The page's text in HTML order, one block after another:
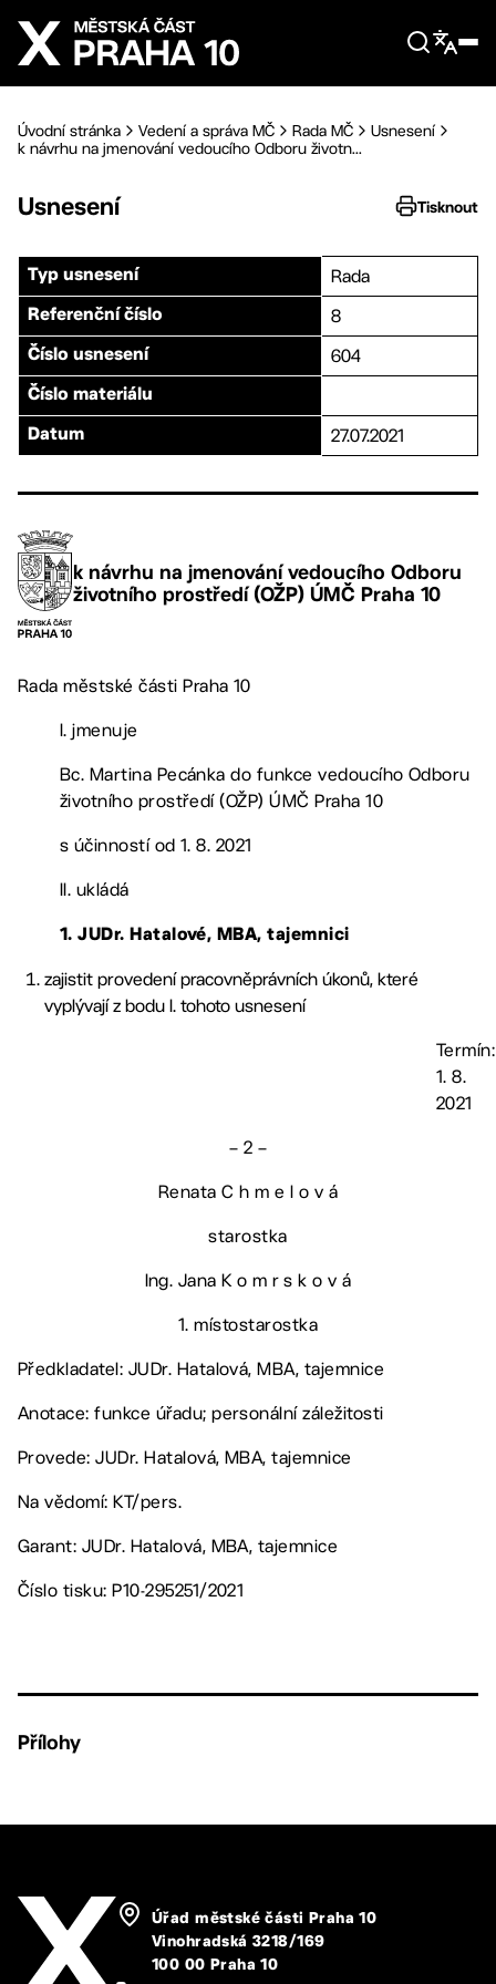
Přejít na hlavní obsah
Úvodní stránka Vedení a správa MČ Rada MČ
Usnesení
k návrhu na jmenování vedoucího Odboru životn...
Usnesení Tisknout
Typ usnesení Rada
Referenční číslo 8
Číslo usnesení 604
Číslo materiálu
Datum 27.07.2021
k návrhu na jmenování vedoucího Odboru
životního prostředí (OŽP) ÚMČ Praha 10
Rada městské části Praha 10
I. jmenuje
Bc. Martina Pecánka do funkce vedoucího Odboru
životního prostředí (OŽP) ÚMČ Praha 10
s účinností od 1. 8. 2021
II. ukládá
1. JUDr. Hatalové, MBA, tajemnici
zajistit provedení pracovněprávních úkonů, které
vyplývají z bodu I. tohoto usnesení
Termín:
1. 8.
2021
– 2 –
Renata C h m e l o v á
starostka
Ing. Jana K o m r s k o v á
1. místostarostka
Předkladatel: JUDr. Hatalová, MBA, tajemnice
Anotace: funkce úřadu; personální záležitosti
Provede: JUDr. Hatalová, MBA, tajemnice
Na vědomí: KT/pers.
Garant: JUDr. Hatalová, MBA, tajemnice
Číslo tisku: P10-295251/2021
Přílohy
Úřad městské části Praha 10
Vinohradská 3218/169
100 00 Praha 10